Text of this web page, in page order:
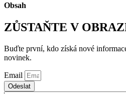
Obsah
ZŮSTAŇTE V
Buďte první, kdo získá nové
novinek.
Email
Odeslat